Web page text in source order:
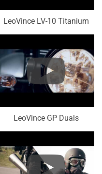
LeoVince LV-10 Titanium
LeoVince GP Duals